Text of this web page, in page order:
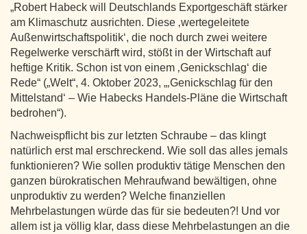
„Robert Habeck will Deutschlands Exportgeschäft stärker
am Klimaschutz ausrichten. Diese ‚wertegeleitete
Außenwirtschaftspolitik‘, die noch durch zwei weitere
Regelwerke verschärft wird, stößt in der Wirtschaft auf
heftige Kritik. Schon ist von einem ‚Genickschlag‘ die
Rede“ („Welt“, 4. Oktober 2023, „‚Genickschlag für den
Mittelstand‘ – Wie Habecks Handels-Pläne die Wirtschaft
bedrohen“).
Nachweispflicht bis zur letzten Schraube – das klingt
natürlich erst mal erschreckend. Wie soll das alles jemals
funktionieren? Wie sollen produktiv tätige Menschen den
ganzen bürokratischen Mehraufwand bewältigen, ohne
unproduktiv zu werden? Welche finanziellen
Mehrbelastungen würde das für sie bedeuten?! Und vor
allem ist ja völlig klar, dass diese Mehrbelastungen an die